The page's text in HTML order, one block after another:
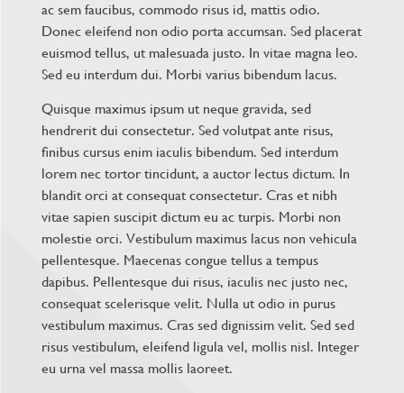
ac sem faucibus, commodo risus id, mattis odio.
Donec eleifend non odio porta accumsan. Sed placerat
euismod tellus, ut malesuada justo. In vitae magna leo.
Sed eu interdum dui. Morbi varius bibendum lacus.
Quisque maximus ipsum ut neque gravida, sed
hendrerit dui consectetur. Sed volutpat ante risus,
finibus cursus enim iaculis bibendum. Sed interdum
lorem nec tortor tincidunt, a auctor lectus dictum. In
blandit orci at consequat consectetur. Cras et nibh
vitae sapien suscipit dictum eu ac turpis. Morbi non
molestie orci. Vestibulum maximus lacus non vehicula
pellentesque. Maecenas congue tellus a tempus
dapibus. Pellentesque dui risus, iaculis nec justo nec,
consequat scelerisque velit. Nulla ut odio in purus
vestibulum maximus. Cras sed dignissim velit. Sed sed
risus vestibulum, eleifend ligula vel, mollis nisl. Integer
eu urna vel massa mollis laoreet.